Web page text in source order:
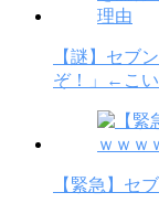
【謎】セブ
ぞ！」←こ
【緊急】セ